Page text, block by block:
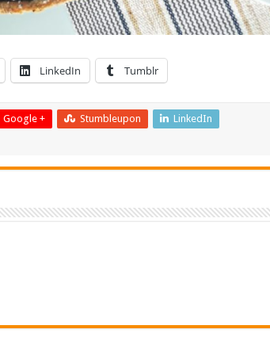
LinkedIn Tumblr
Google + Stumbleupon
LinkedIn